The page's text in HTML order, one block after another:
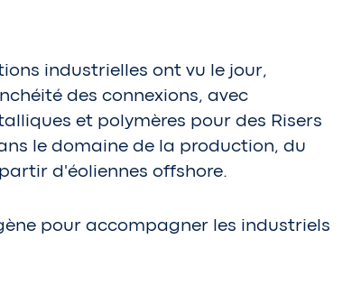
industrielles ont vu le jour,
des connexions, avec
et polymères pour des Risers
le domaine de la production, du
d'éoliennes offshore.
pour accompagner les industriels